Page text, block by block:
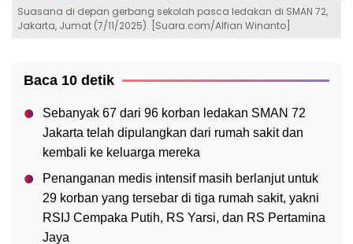
Suasana di depan gerbang sekolah pasca ledakan di SMAN 72,
Jakarta, Jumat (7/11/2025). [Suara.com/Alfian Winanto]
Baca 10 detik
Sebanyak 67 dari 96 korban ledakan SMAN 72
Jakarta telah dipulangkan dari rumah sakit dan
kembali ke keluarga mereka
Penanganan medis intensif masih berlanjut untuk
29 korban yang tersebar di tiga rumah sakit, yakni
RSIJ Cempaka Putih, RS Yarsi, dan RS Pertamina
Jaya